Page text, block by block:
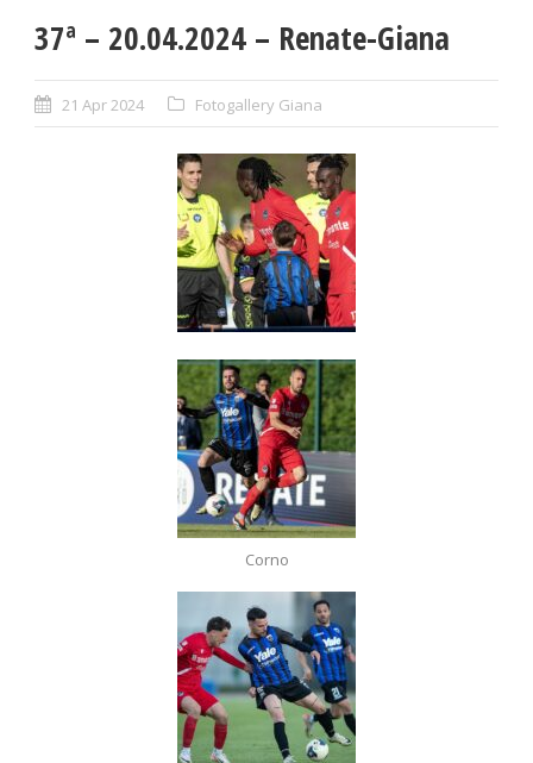
37ª – 20.04.2024 – Renate-Giana
21 Apr 2024 Fotogallery Giana
Corno